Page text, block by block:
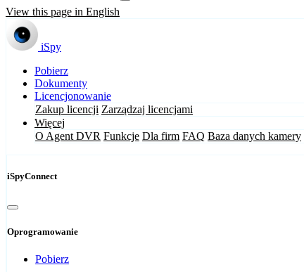
View this page in English
iSpy
Pobierz
Dokumenty
Licencjonowanie
Zakup licencji Zarządzaj licencjami
Więcej
O Agent DVR Funkcje Dla firm FAQ Baza danych kamery
iSpyConnect
Oprogramowanie
Pobierz